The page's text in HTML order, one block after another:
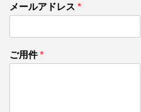
メールアドレス *
ご用件*